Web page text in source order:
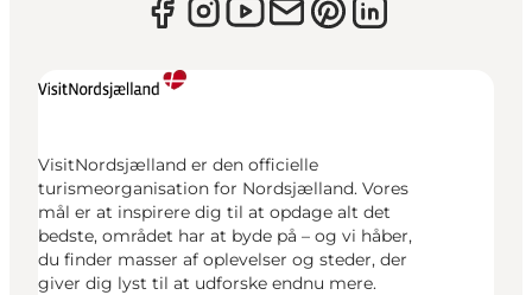
VisitNordsjælland er den officielle
turismeorganisation for Nordsjælland. Vores
mål er at inspirere dig til at opdage alt det
bedste, området har at byde på – og vi håber,
du finder masser af oplevelser og steder, der
giver dig lyst til at udforske endnu mere.